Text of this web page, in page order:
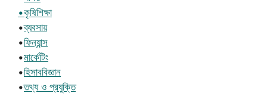
•কৃষিশিক্ষা
•ব্যবসায়
•ফিন্যান্স
•মার্কেটিং
•হিসাববিজ্ঞান
•তথ্য ও প্রযুক্তি